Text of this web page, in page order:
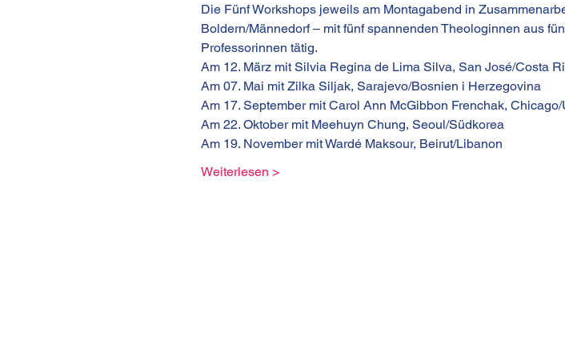
Die Fünf Workshops jeweils am Montagabend in
Boldern/Männedorf – mit fünf spannenden Theologinnen aus
Professorinnen tätig.
Am 12. März mit Silvia Regina de Lima Silva, San José/Costa
Am 07. Mai mit Zilka Siljak, Sarajevo/Bosnien i Herzegovina
Am 17. September mit Carol Ann McGibbon Frenchak,
Am 22. Oktober mit Meehuyn Chung, Seoul/Südkorea
Am 19. November mit Wardé Maksour, Beirut/Libanon
Weiterlesen >